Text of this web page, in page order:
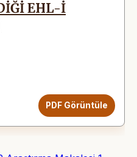
EHL-İ
PDF Görüntüle